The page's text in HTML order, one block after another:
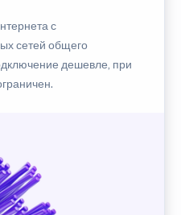
с
сетей общего
дешевле, при